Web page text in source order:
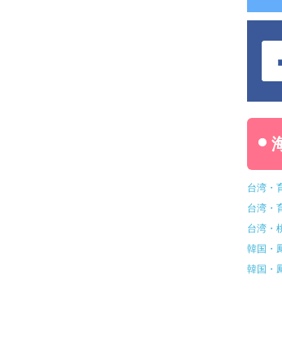
台湾・
台湾・
台湾・
韓国・
韓国・